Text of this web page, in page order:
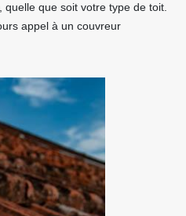
que soit votre type de toit.
appel à un couvreur